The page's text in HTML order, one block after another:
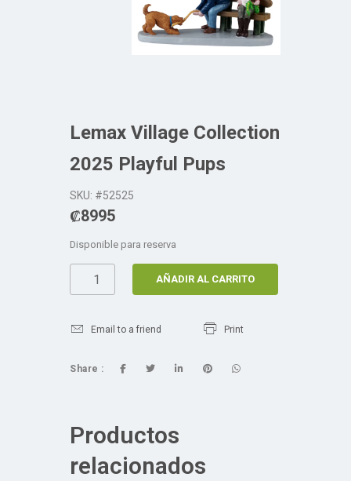
Lemax Village Collection
2025 Playful Pups
SKU: #52525
₡8995
Disponible para reserva
AÑADIR AL CARRITO
Email to a friend Print
Share :
Productos
relacionados